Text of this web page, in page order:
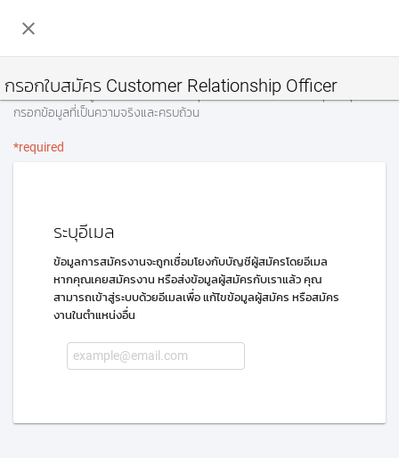
close
กรอกใบสมัคร Customer Relationship Officer
เริ่มต้นกรอกข้อมูล บอกเราเกี่ยวกับตัวคุณ เพื่อประหยัดเวลาของคุณ กรุณา
กรอกข้อมูลที่เป็นความจริงและครบถ้วน
*required
ระบุอีเมล
ข้อมูลการสมัครงานจะถูกเชื่อมโยงกับบัญชีผู้สมัครโดยอีเมล
หากคุณเคยสมัครงาน หรือส่งข้อมูลผู้สมัครกับเราแล้ว คุณ
สามารถเข้าสู่ระบบด้วยอีเมลเพื่อ แก้ไขข้อมูลผู้สมัคร หรือสมัคร
งานในตำแหน่งอื่น